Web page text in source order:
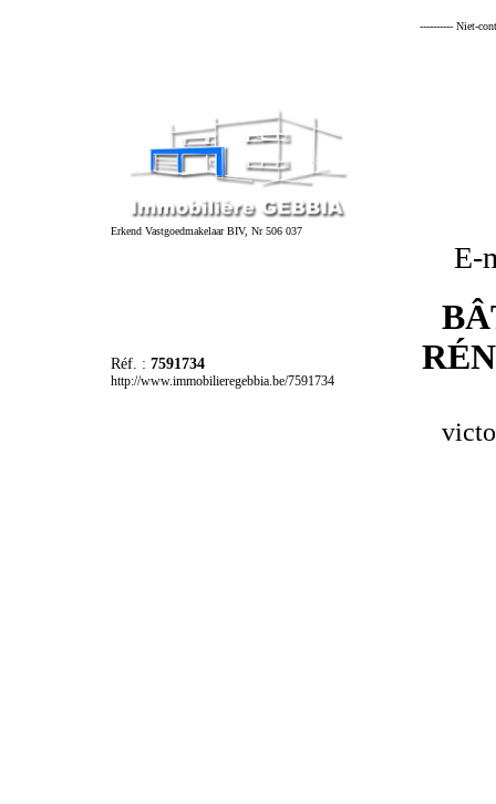
---------- Niet-
Erkend Vastgoedmakelaar BIV, Nr 506 037
E-
Réf. : 7591734
http://www.immobilieregebbia.be/7591734